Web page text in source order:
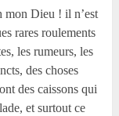
mon Dieu ! il n’est
rares roulements
les rumeurs, les
des choses
des caissons qui
et surtout ce